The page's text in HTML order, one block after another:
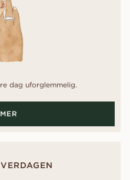
dag uforglemmelig.